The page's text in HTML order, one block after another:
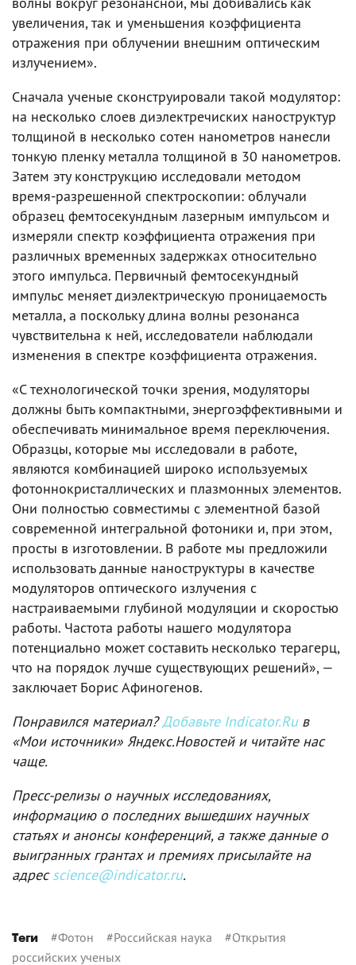
увеличения, так и уменьшения коэффициента
отражения при облучении внешним оптическим
излучением».
Сначала ученые сконструировали такой модулятор:
на несколько слоев диэлектречиских наноструктур
толщиной в несколько сотен нанометров нанесли
тонкую пленку металла толщиной в 30 нанометров.
Затем эту конструкцию исследовали методом
время-разрешенной спектроскопии: облучали
образец фемтосекундным лазерным импульсом и
измеряли спектр коэффициента отражения при
различных временных задержках относительно
этого импульса. Первичный фемтосекундный
импульс меняет диэлектрическую проницаемость
металла, а поскольку длина волны резонанса
чувствительна к ней, исследователи наблюдали
изменения в спектре коэффициента отражения.
«С технологической точки зрения, модуляторы
должны быть компактными, энергоэффективными и
обеспечивать минимальное время переключения.
Образцы, которые мы исследовали в работе,
являются комбинацией широко используемых
фотоннокристаллических и плазмонных элементов.
Они полностью совместимы с элементной базой
современной интегральной фотоники и, при этом,
просты в изготовлении. В работе мы предложили
использовать данные наноструктуры в качестве
модуляторов оптического излучения с
настраиваемыми глубиной модуляции и скоростью
работы. Частота работы нашего модулятора
потенциально может составить несколько терагерц,
что на порядок лучше существующих решений», —
заключает Борис Афиногенов.
Понравился материал?Добавьте Indicator.Ruв
«Мои источники» Яндекс.Новостей и читайте нас
чаще.
Пресс-релизы о научных исследованиях,
информацию о последних вышедших научных
статьях и анонсы конференций, а также данные о
выигранных грантах и премиях присылайте на
адресscience@indicator.ru.
Теги #Фотон #Российская наука #Открытия
российских ученых